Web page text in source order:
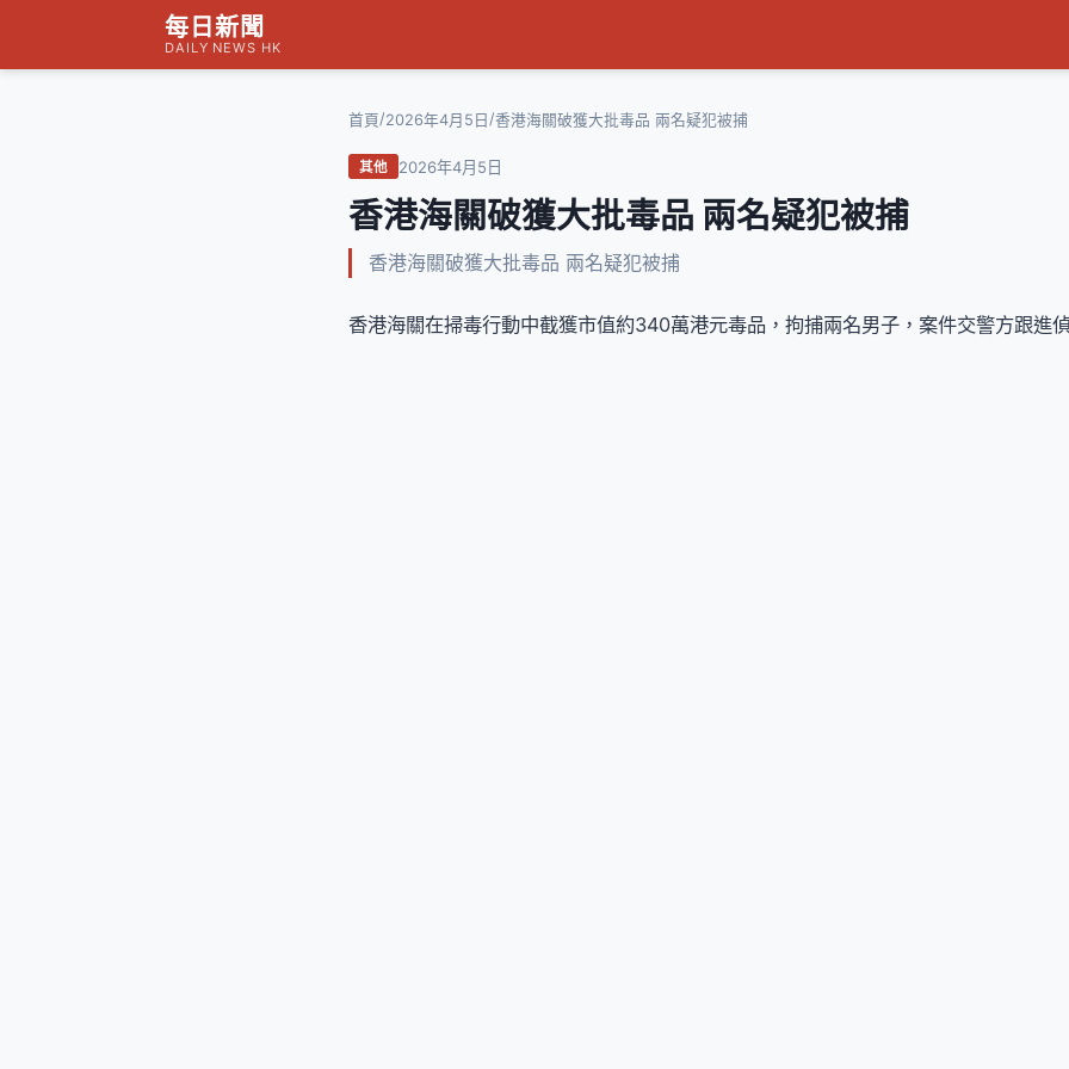
每日新聞
DAILY NEWS HK
首頁/2026年4月5日 /香港海關破獲大批毒品 兩名疑犯被捕
其他 2026年4月5日
香港海關破獲大批毒品 兩名疑犯被捕
香港海關破獲大批毒品 兩名疑犯被捕
香港海關在掃毒行動中截獲市值約340萬港元毒品，拘捕兩名男子，案件交警方跟進